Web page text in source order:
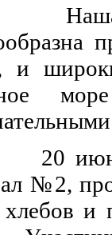
и
в
№2,
и